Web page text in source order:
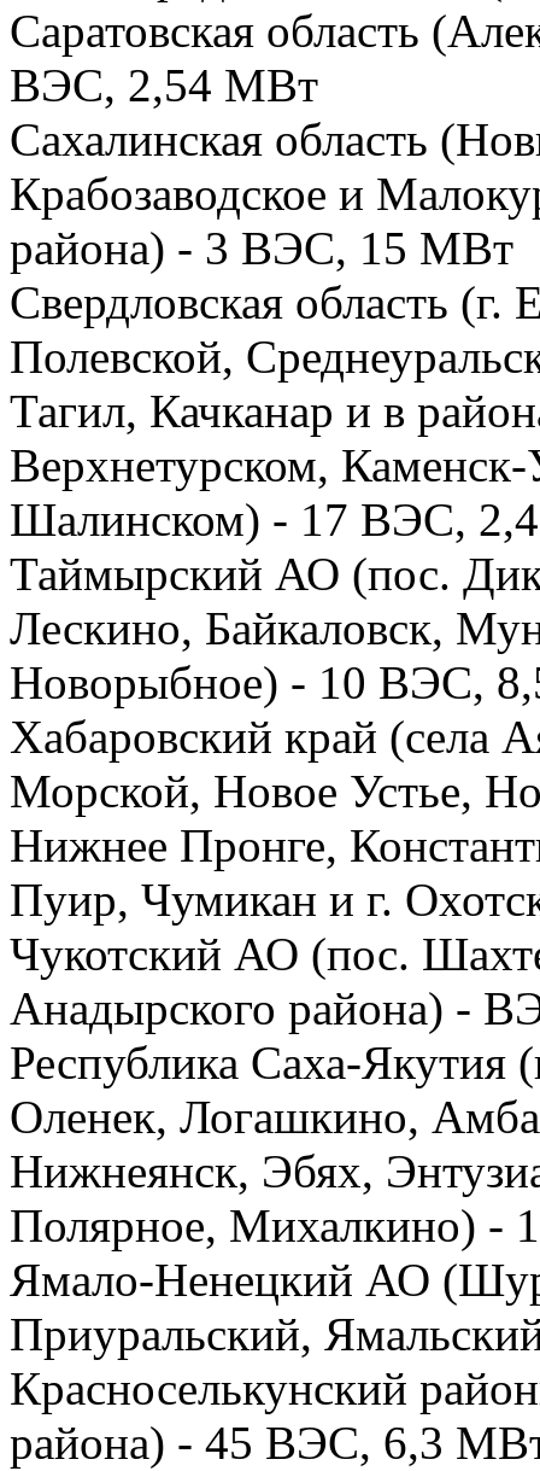
Саратовская область
ВЭС, 2,54 МВт
Сахалинская область
Крабозаводское и
района) - 3 ВЭС, 15 МВт
Свердловская область (г.
Полевской,
Тагил, Качканар и в
Верхнетурском,
Шалинском) - 17 ВЭС,
Таймырский АО (пос.
Лескино, Байкаловск,
Новорыбное) - 10 ВЭС,
Хабаровский край (села
Морской, Новое Устье,
Нижнее Пронге,
Пуир, Чумикан и г.
Чукотский АО (пос.
Анадырского района) -
Республика Саха-Якутия
Оленек, Логашкино,
Нижнеянск, Эбях,
Полярное, Михалкино) -
Ямало-Ненецкий АО
Приуральский,
Красноселькунский
района) - 45 ВЭС, 6,3